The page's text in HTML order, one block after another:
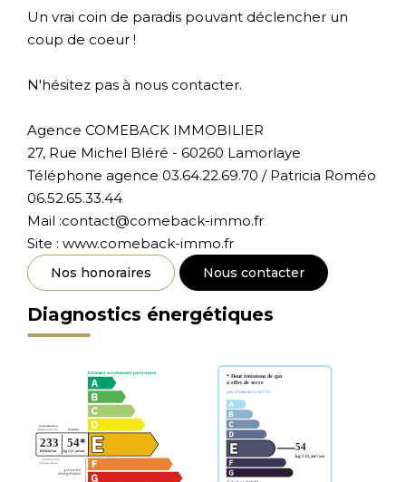
Un vrai coin de paradis pouvant déclencher un
coup de coeur !
N'hésitez pas à nous contacter.
Agence COMEBACK IMMOBILIER
27, Rue Michel Bléré - 60260 Lamorlaye
Téléphone agence 03.64.22.69.70 / Patricia Roméo
06.52.65.33.44
Mail :contact@comeback-immo.fr
Site : www.comeback-immo.fr
Nos honoraires Nous contacter
Diagnostics énergétiques